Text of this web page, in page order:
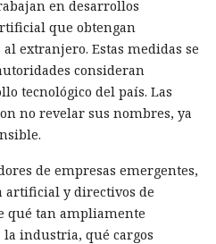
en desarrollos
que obtengan
extranjero. Estas medidas se
consideran
tecnológico del país. Las
no revelar sus nombres, ya
de empresas emergentes,
artificial y directivos de
qué tan ampliamente
industria, qué cargos